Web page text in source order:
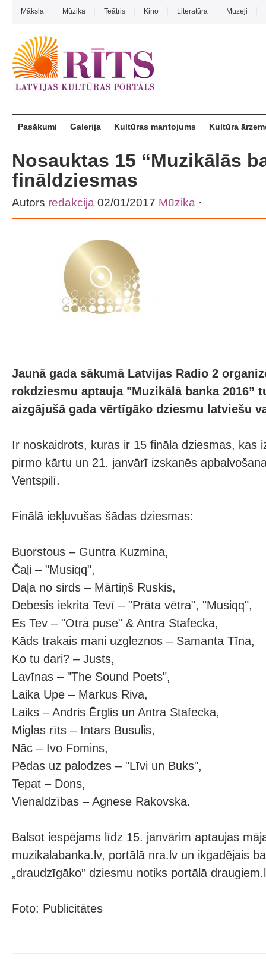
Māksla Mūzika Teātris Kino Literatūra Muzeji
Pasākumi Galerija Kultūras mantojums Kultūra
Nosauktas 15 “Muzikālās
fināldziesmas
Autors redakcija 02/01/2017 Mūzika ·
Jaunā gada sākumā Latvijas Radio 2
rokdziesmu aptauja "Muzikālā banka 2016”
aizgājušā gada vērtīgāko dziesmu latviešu
Ir noskaidrots, kuras ir 15 fināla dziesmas, kas
pirmo kārtu un 21. janvārī izskanēs
Ventspilī.
Finālā iekļuvušas šādas dziesmas:
Buorstous – Guntra Kuzmina,
Čaļi – "Musiqq",
Daļa no sirds – Mārtiņš Ruskis,
Debesis iekrita Tevī – "Prāta vētra", "Musiqq",
Es Tev – "Otra puse" & Antra Stafecka,
Kāds trakais mani uzgleznos – Samanta Tīna,
Ko tu dari? – Justs,
Lavīnas – "The Sound Poets",
Laika Upe – Markus Riva,
Laiks – Andris Ērglis un Antra Stafecka,
Miglas rīts – Intars Busulis,
Nāc – Ivo Fomins,
Pēdas uz palodzes – "Līvi un Buks",
Tepat – Dons,
Vienaldzības – Agnese Rakovska.
Balsot iespējams līdz 15. janvārim aptaujas
muzikalabanka.lv, portālā nra.lv un ikgadējais
„draudzīgāko” dziesmu notiks portālā
Foto: Publicitātes